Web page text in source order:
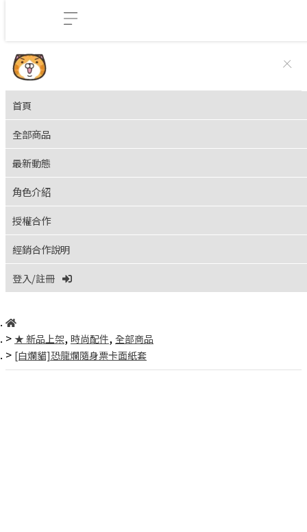
首頁
全部商品
最新動態
角色介紹
授權合作
經銷合作說明
登入/註冊
★ 新品上架, 時尚配件, 全部商品
[白爛貓]恐龍爛隨身票卡面紙套